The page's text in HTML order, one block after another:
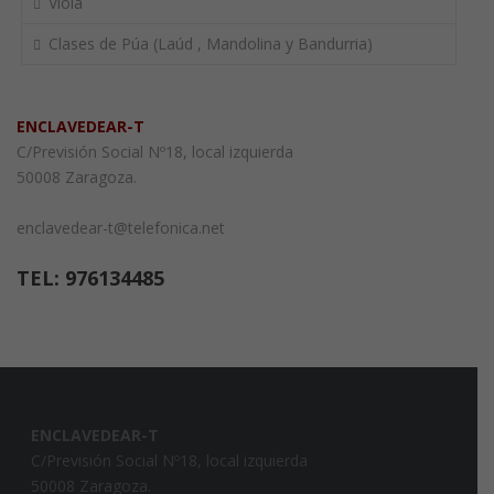
Clases de Púa (Laúd , Mandolina y Bandurria)
ENCLAVEDEAR-T
C/Previsión Social Nº18, local izquierda
50008 Zaragoza.
enclavedear-t@telefonica.net
TEL: 976134485
ENCLAVEDEAR-T
C/Previsión Social Nº18, local izquierda
50008 Zaragoza.